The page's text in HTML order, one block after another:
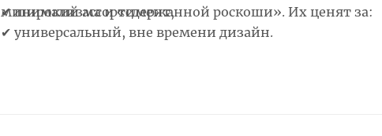
минимализма и «сдержанной роскоши». Их ценят за:
✔ широкий ассортимент,
✔ универсальный, вне времени дизайн.